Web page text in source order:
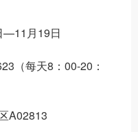
月19日
（每天8：00-20：
A02813